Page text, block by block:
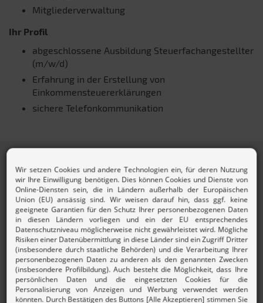
Mitgliederverwaltung
Ihr Profil
abgeschlossene Ausbildung Steuerfachangestellter
(m/w/d)
Erfahrung in der Erstellung von
Einkommensteuererklärungen
sichere Telefonkommunikation
ÜBER DEN AKTUELL
LOHNSTEUERHILFEVEREIN E.V.
Der Aktuell Lohnsteuerhilfeverein e.V. ist einer der
größten Lohnsteuerhilfevereine in Deutschland. Mit
deutschlandweit über 800 Beratungsstellen beraten wir
insgesamt über 300.000 Mitglieder rund um ihre
Einkommensteuererklärung im Rahmen der
Beratungsbefugnis begrenzt nach § 4 Nr. 11 StBerG.